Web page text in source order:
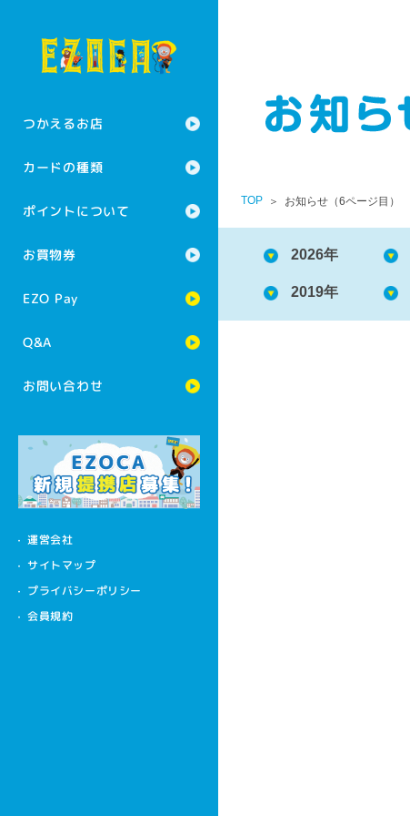
つかえるお店
カードの種類
ポイントについて
お買物券
EZO Pay
Q&A
お問い合わせ
運営会社
サイトマップ
プライバシーポリシー
会員規約
TOP お知らせ（6ページ目）
2026年
2019年